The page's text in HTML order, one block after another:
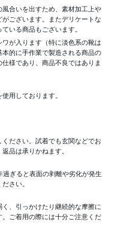
風合いを出すため、素材加工上
ございます。またデリケートな
いる商品もございます。
が入ります（特に淡色系の靴は
的に手作業で製造される商品の
様であり、商品不良ではありま
用しております。
ださい。試着でも玄関などでお
品は承りかねます。
過ぎると表面の剥離や劣化が発生
さい。
、引っかけたり継続的な摩擦に
ご着用の際には十分ご注意くだ